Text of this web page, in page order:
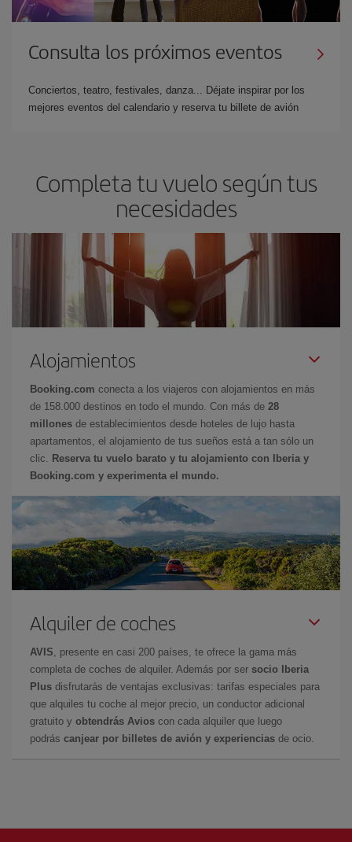
Consulta los próximos eventos
Conciertos, teatro, festivales, danza... Déjate inspirar por los
mejores eventos del calendario y reserva tu billete de avión
Completa tu vuelo según tus
necesidades
Alojamientos
Booking.com conecta a los viajeros con alojamientos en más
de 158.000 destinos en todo el mundo. Con más de 28
millones de establecimientos desde hoteles de lujo hasta
apartamentos, el alojamiento de tus sueños está a tan sólo un
clic.
Reserva tu vuelo barato y tu alojamiento con Iberia y
Booking.com y experimenta el mundo.
Alquiler de coches
AVIS , presente en casi 200 países, te ofrece la gama más
completa de coches de alquiler. Además por ser socio Iberia
Plus disfrutarás de ventajas exclusivas: tarifas especiales para
que alquiles tu coche al mejor precio, un conductor adicional
gratuito y obtendrás Avios con cada alquiler que luego
podrás canjear por billetes de avión y experiencias de ocio.